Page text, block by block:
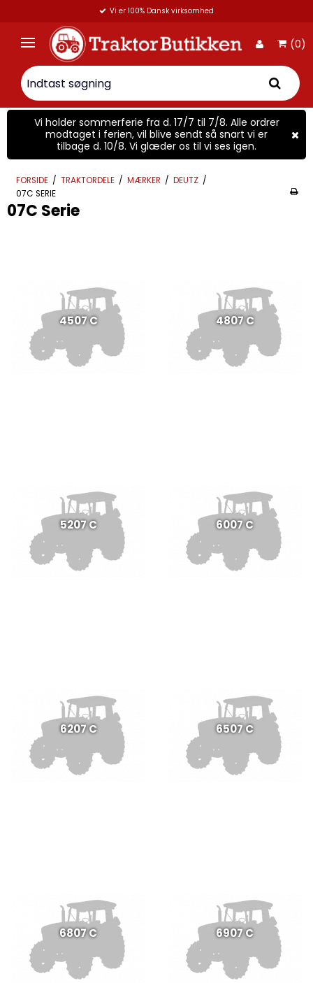
Vi er 100% Dansk virksomhed
(0)
Vi holder sommerferie fra d. 17/7 til 7/8. Alle ordrer
modtaget i ferien, vil blive sendt så snart vi er
tilbage d. 10/8. Vi glæder os til vi ses igen.
FORSIDE / TRAKTORDELE / MÆRKER / DEUTZ /
07C SERIE
07C Serie
4507 C 4807 C
5207 C 6007 C
6207 C 6507 C
6807 C 6907 C